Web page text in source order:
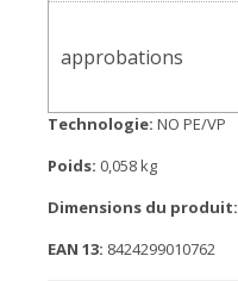
approbations
Technologie: NO PE/VP
Poids: 0,058 kg
Dimensions du produit:
EAN 13: 8424299010762